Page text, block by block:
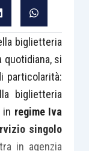
biglietteria
quotidiana, si
particolarità:
biglietteria
in regime Iva
singolo
in agenzia